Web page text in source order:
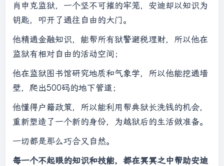
肖申克监狱，一个坚不可摧的牢笼，安迪却以知识为
钥匙，叩开了通往自由的大门。
他精通金融知识，能帮所有狱警避税理财，所以他在
监狱有相对自由的活动空间；
他在监狱图书馆研究地质和气象学，所以他能挖通墙
壁，爬出500码的地下管道；
他懂得户籍政策，所以能利用帮典狱长洗钱的机会，
重新塑造了一个新的身份，为越狱后的生活做准备。
一切都是那么巧合又自然。
每一个不起眼的知识和技能，都在冥冥之中帮助安迪